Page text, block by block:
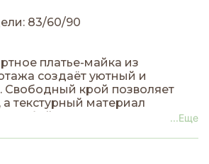
83/60/90
платье-майка из
создаёт уютный и
Свободный крой позволяет
а текстурный материал
особый шарм и визуальную
так и для уютных
...Еще